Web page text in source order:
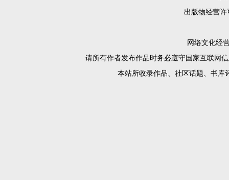
出版物经营许
网络文化经
请所有作者发布作品时务必遵守国家互联网
本站所收录作品、社区话题、书库